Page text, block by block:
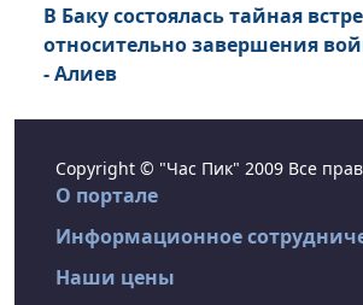
В Баку состоялась тайная
относительно завершения
- Алиев
Copyright © "Час Пик" 2009 Все
О портале
Информационное
Наши цены